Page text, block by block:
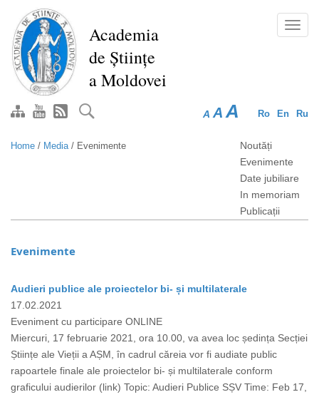
main
content
Academia
de Științe
a Moldovei
Ro En Ru
A A A
Home / Media/ Evenimente
Noutăți
Evenimente
Date jubiliare
In memoriam
Publicații
Evenimente
Audieri publice ale proiectelor bi- și multilaterale
17.02.2021
Eveniment cu participare ONLINE
Miercuri, 17 februarie 2021, ora 10.00, va avea loc ședința Secției
Științe ale Vieții a AȘM, în cadrul căreia vor fi audiate public
rapoartele finale ale proiectelor bi- și multilaterale conform
graficului audierilor (link) Topic: Audieri Publice SȘV Time: Feb 17,